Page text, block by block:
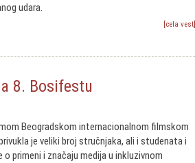
udara.
[cela vest]
8. Bosifestu
Beogradskom internacionalnom filmskom
je veliki broj stručnjaka, ali i studenata i
primeni i značaju medija u inkluzivnom